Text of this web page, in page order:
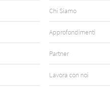
Chi Siamo
Approfondimenti
Partner
Lavora con noi